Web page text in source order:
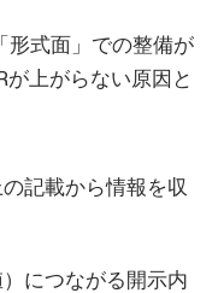
形式面」での整備が
上がらない原因と
記載から情報を収
につながる開示内